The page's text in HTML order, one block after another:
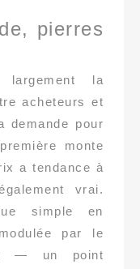
pierres
la
acheteurs et
demande pour
monte
a tendance à
vrai.
simple en
par le
— un point